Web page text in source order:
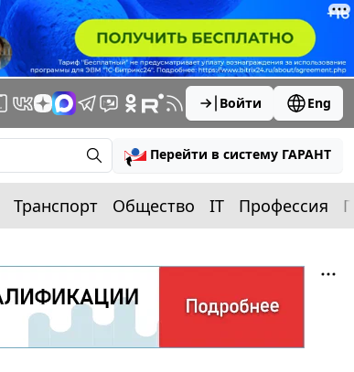
Войти Eng
Перейти в систему ГАРАНТ
Транспорт Общество IT Профессия